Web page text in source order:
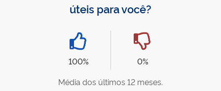
úteis para você?
100%
0%
Média dos últimos 12 meses.